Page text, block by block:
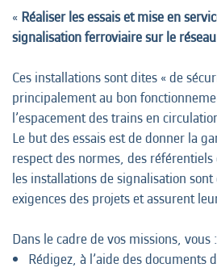
« Réaliser les essais et mise en
signalisation ferroviaire sur le réseau
Ces installations sont dites « de
principalement au bon
l’espacement des trains en
Le but des essais est de donner la
respect des normes, des
les installations de signalisation
exigences des projets et assurent
Dans le cadre de vos missions, vous :
Rédigez, à l’aide des documents